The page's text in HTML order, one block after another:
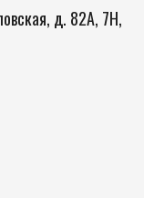
д. 82А, 7Н,